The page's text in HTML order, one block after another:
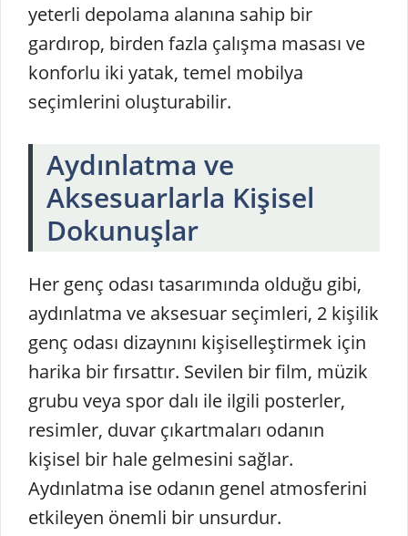
yeterli depolama alanına sahip bir
gardırop, birden fazla çalışma masası ve
konforlu iki yatak, temel mobilya
seçimlerini oluşturabilir.
Aydınlatma ve
Aksesuarlarla Kişisel
Dokunuşlar
Her genç odası tasarımında olduğu gibi,
aydınlatma ve aksesuar seçimleri, 2 kişilik
genç odası dizaynını kişiselleştirmek için
harika bir fırsattır. Sevilen bir film, müzik
grubu veya spor dalı ile ilgili posterler,
resimler, duvar çıkartmaları odanın
kişisel bir hale gelmesini sağlar.
Aydınlatma ise odanın genel atmosferini
etkileyen önemli bir unsurdur.